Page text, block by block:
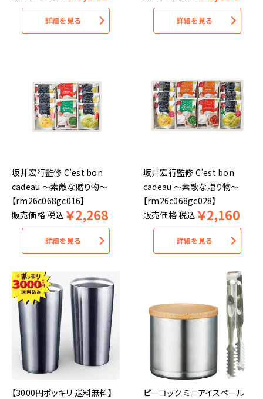
詳細を見る 詳細を見る
坂井宏行監修 C’est bon
cadeau ～素敵な贈り物～
【rm26c068gc016】
販売価格税込 ￥2,268
詳細を見る
坂井宏行監修 C’est bon
cadeau ～素敵な贈り物～
【rm26c068gc028】
販売価格税込 ￥2,160
詳細を見る
【3000円ポッキリ 送料無料】
ピーコック ミニアイスペール